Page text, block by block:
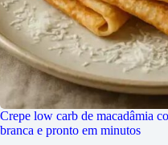
Crepe low carb de macadâmia
branca e pronto em minutos